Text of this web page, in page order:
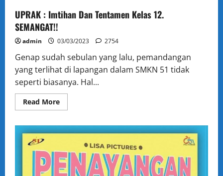
UPRAK : Imtihan Dan Tentamen Kelas 12.
SEMANGAT!!
admin 03/03/2023 2754
Genap sudah sebulan yang lalu, pemandangan
yang terlihat di lapangan dalam SMKN 51 tidak
seperti biasanya. Hal...
Read MoreRead
more
:
Imtihan
Tentamen
Kelas
12.
SEMANGAT!!